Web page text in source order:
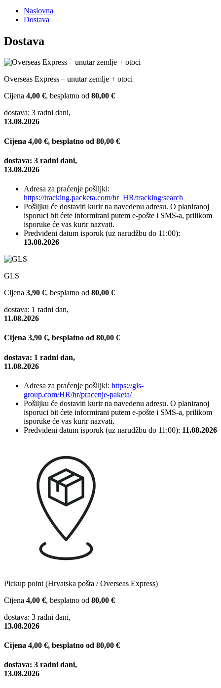
Naslovna
Dostava
Dostava
Overseas Express – unutar zemlje + otoci
Cijena 4,00 €, besplatno od 80,00 €
dostava: 3 radni dani,
13.08.2026
Cijena 4,00 €, besplatno od 80,00 €
dostava: 3 radni dani,
13.08.2026
Adresa za praćenje pošiljki:
https://tracking.packeta.com/hr_HR/tracking/search
Pošiljku će dostaviti kurir na navedenu adresu. O planiranoj
isporuci bit ćete informirani putem e-pošte i SMS-a, prilikom
isporuke će vas kurir nazvati.
Predviđeni datum isporuk (uz narudžbu do 11:00):
13.08.2026
GLS
Cijena 3,90 €, besplatno od 80,00 €
dostava: 1 radni dan,
11.08.2026
Cijena 3,90 €, besplatno od 80,00 €
dostava: 1 radni dan,
11.08.2026
Adresa za praćenje pošiljki: https://gls-
group.com/HR/hr/pracenje-paketa/
Pošiljku će dostaviti kurir na navedenu adresu. O planiranoj
isporuci bit ćete informirani putem e-pošte i SMS-a, prilikom
isporuke će vas kurir nazvati.
Predviđeni datum isporuk (uz narudžbu do 11:00): 11.08.2026
Pickup point (Hrvatska pošta / Overseas Express)
Cijena 4,00 €, besplatno od 80,00 €
dostava: 3 radni dani,
13.08.2026
Cijena 4,00 €, besplatno od 80,00 €
dostava: 3 radni dani,
13.08.2026